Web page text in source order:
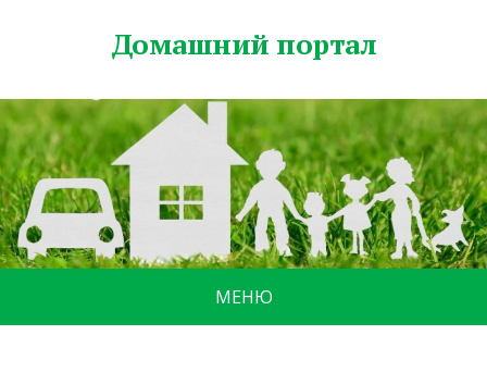
Домашний портал
МЕНЮ